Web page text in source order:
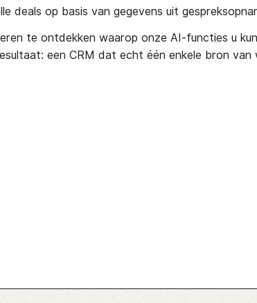
deals op basis van gegevens uit
te ontdekken waarop onze AI-functies u
een CRM dat echt één enkele bron van